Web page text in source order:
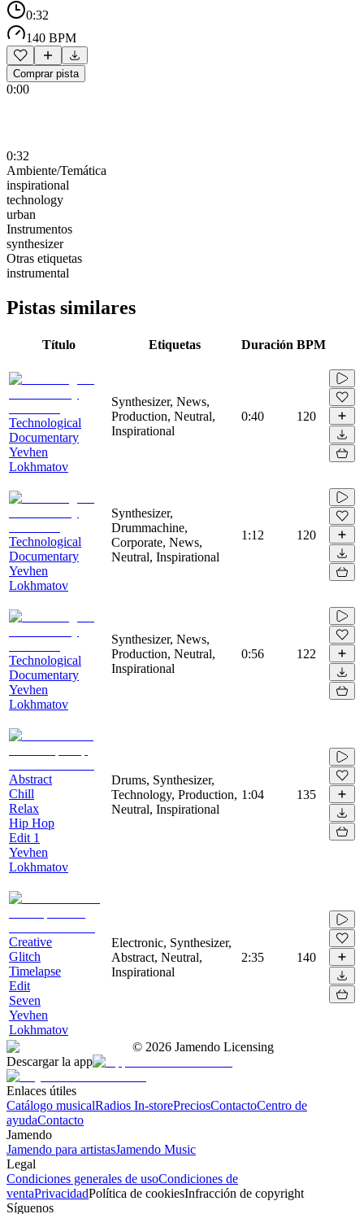
0:32
140 BPM
Comprar pista
0:00
0:32
Ambiente/Temática
inspirational
technology
urban
Instrumentos
synthesizer
Otras etiquetas
instrumental
Pistas similares
Título Etiquetas Duración BPM
Technological
Documentary
Yevhen
Lokhmatov
Synthesizer, News,
Production, Neutral,
Inspirational
0:40 120
Technological
Documentary
Yevhen
Lokhmatov
Synthesizer,
Drummachine,
Corporate, News,
Neutral, Inspirational
1:12 120
Technological
Documentary
Yevhen
Lokhmatov
Synthesizer, News,
Production, Neutral,
Inspirational
0:56 122
Abstract
Chill
Relax
Hip Hop
Edit 1
Yevhen
Lokhmatov
Drums, Synthesizer,
Technology, Production,
Neutral, Inspirational
1:04 135
Creative
Glitch
Timelapse
Edit
Seven
Yevhen
Lokhmatov
Electronic, Synthesizer,
Abstract, Neutral,
Inspirational
2:35 140
© 2026 Jamendo Licensing
Descargar la app
Enlaces útiles
Catálogo musicalRadios In-storePreciosContactoCentro de
ayudaContacto
Jamendo
Jamendo para artistasJamendo Music
Legal
Condiciones generales de usoCondiciones de
ventaPrivacidadPolítica de cookiesInfracción de copyright
Síguenos